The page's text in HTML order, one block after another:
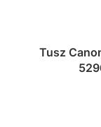
Tusz